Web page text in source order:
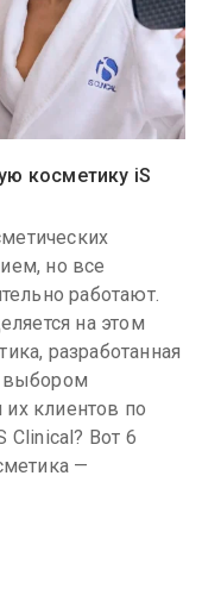
косметику iS
но все
работают.
на этом
разработанная
выбором
клиентов по
Вот 6
—